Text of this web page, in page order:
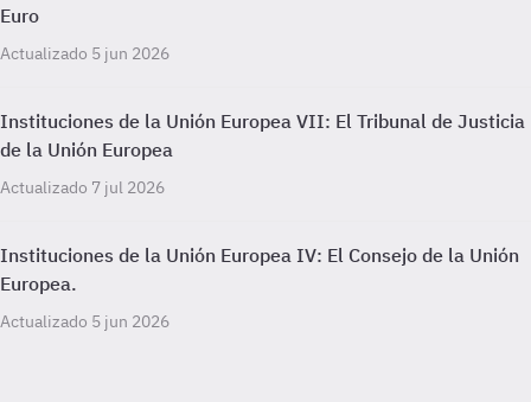
Euro
Actualizado 5 jun 2026
Instituciones de la Unión Europea VII: El Tribunal de Justicia
de la Unión Europea
Actualizado 7 jul 2026
Instituciones de la Unión Europea IV: El Consejo de la Unión
Europea.
Actualizado 5 jun 2026